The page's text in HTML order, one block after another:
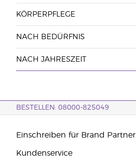
KÖRPERPFLEGE
NACH BEDÜRFNIS
NACH JAHRESZEIT
BESTELLEN: 08000-825049
Einschreiben für Brand Partner
Kundenservice